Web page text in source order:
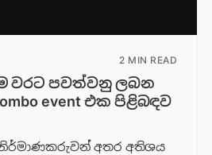
2 MIN READ
වරට පවත්වනු ලබන
event එක පිළිබඳව
නිර්මාණකරුවන් අතර අතිශය